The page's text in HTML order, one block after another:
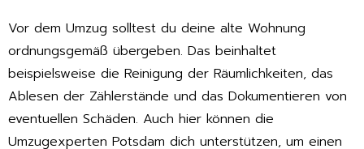
Vor dem Umzug solltest du deine alte Wohnung
ordnungsgemäß übergeben. Das beinhaltet
beispielsweise die Reinigung der Räumlichkeiten, das
Ablesen der Zählerstände und das Dokumentieren von
eventuellen Schäden. Auch hier können die
Umzugexperten Potsdam dich unterstützen, um einen